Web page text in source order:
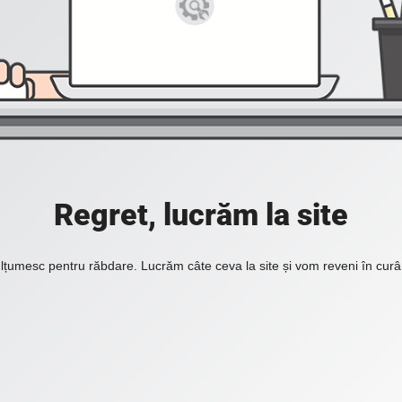
Regret, lucrăm la site
pentru răbdare. Lucrăm câte ceva la site și vom reveni în